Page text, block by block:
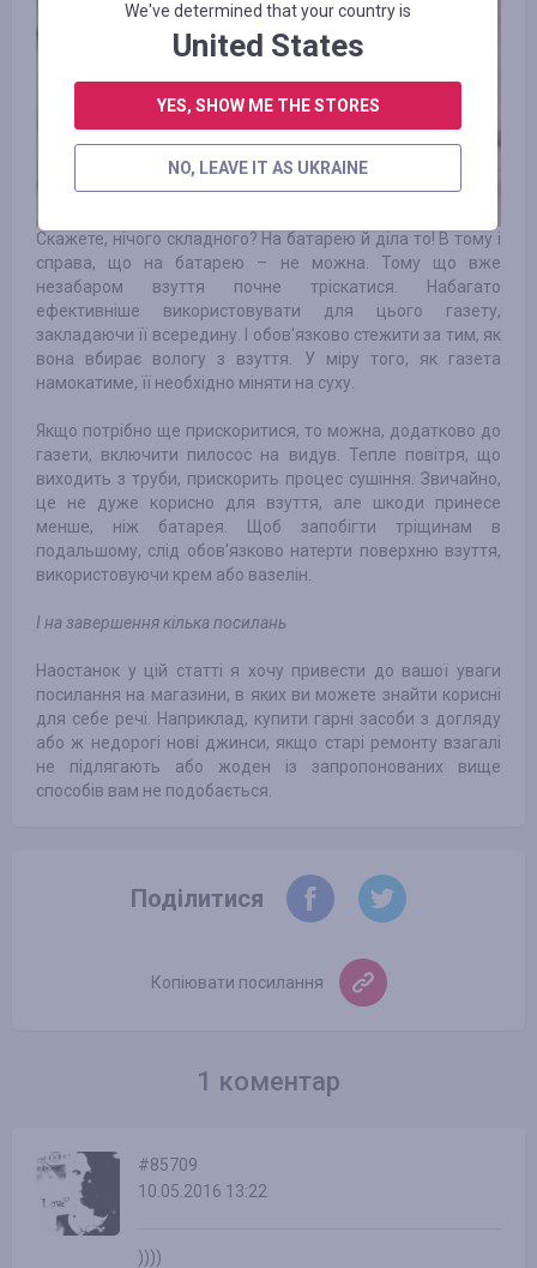
Скажете, нічого складного? На батарею й діла то! В тому і
справа, що на батарею – не можна. Тому що вже
незабаром взуття почне тріскатися. Набагато
ефективніше використовувати для цього газету,
закладаючи її всередину. І обов'язково стежити за тим, як
вона вбирає вологу з взуття. У міру того, як газета
намокатиме, її необхідно міняти на суху.
Якщо потрібно ще прискоритися, то можна, додатково до
газети, включити пилосос на видув. Тепле повітря, що
виходить з труби, прискорить процес сушіння. Звичайно,
це не дуже корисно для взуття, але шкоди принесе
менше, ніж батарея. Щоб запобігти тріщинам в
подальшому, слід обов'язково натерти поверхню взуття,
використовуючи крем або вазелін.
І на завершення кілька посилань
Наостанок у цій статті я хочу привести до вашої уваги
посилання на магазини, в яких ви можете знайти корисні
для себе речі. Наприклад, купити гарні засоби з догляду
або ж недорогі нові джинси, якщо старі ремонту взагалі
не підлягають або жоден із запропонованих вище
способів вам не подобається.
Поділитися
Копіювати посилання
1 коментар
#85709
10.05.2016 13:22
))))
We've determined that your country is
United States
YES, SHOW ME THE STORES
NO, LEAVE IT AS UKRAINE